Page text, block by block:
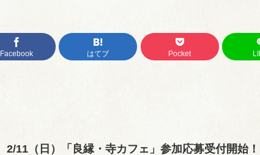
Facebook はてブ Pocket
2/11（日）「良縁・寺カフェ」参加応募受付開始！